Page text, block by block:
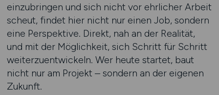
einzubringen und sich nicht vor ehrlicher Arbeit
scheut, findet hier nicht nur einen Job, sondern
eine Perspektive. Direkt, nah an der Realität,
und mit der Möglichkeit, sich Schritt für Schritt
weiterzuentwickeln. Wer heute startet, baut
nicht nur am Projekt – sondern an der eigenen
Zukunft.